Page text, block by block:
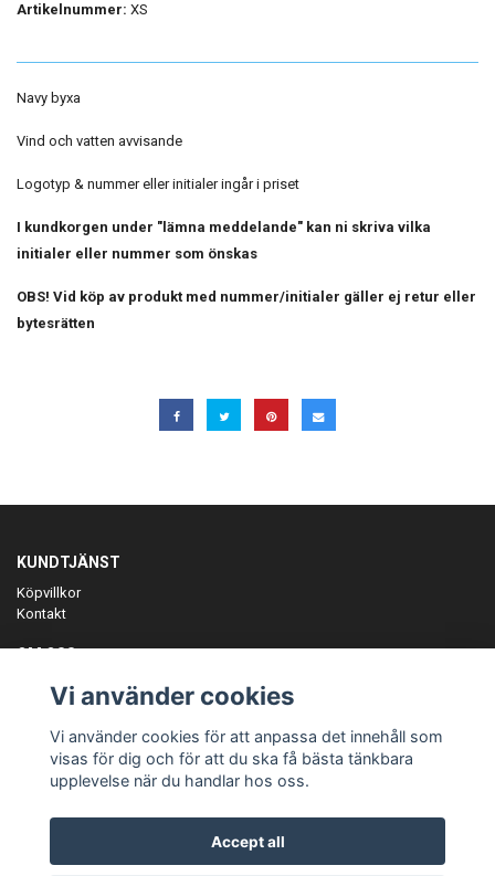
Artikelnummer: XS
Navy byxa
Vind och vatten avvisande
Logotyp & nummer eller initialer ingår i priset
I kundkorgen under "lämna meddelande" kan ni skriva vilka
initialer eller nummer som önskas
OBS! Vid köp av produkt med nummer/initialer gäller ej retur eller
bytesrätten
KUNDTJÄNST
Köpvillkor
Kontakt
OM OSS
ANMÄL DIG TILL VÅRT NYHETSBREV
Prenumerera
Vi använder cookies
Vi använder cookies för att anpassa det innehåll som
visas för dig och för att du ska få bästa tänkbara
upplevelse när du handlar hos oss.
Accept all